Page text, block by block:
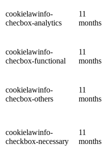
cookielawinfo-
checbox-analytics
11
months
cookielawinfo-
checbox-functional
11
months
cookielawinfo-
checbox-others
11
months
cookielawinfo-
checkbox-necessary
11
months